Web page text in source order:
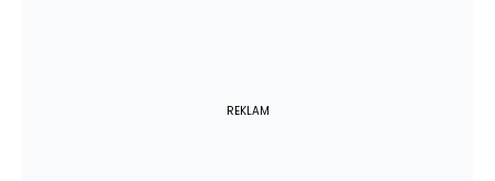
REKLAM